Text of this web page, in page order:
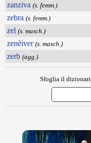
zanziva (s. femm.)
zebra (s. femm.)
zel (s. masch.)
zenèiver (s. masch.)
zerb (agg.)
Sfoglia il